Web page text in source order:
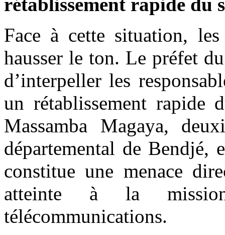
Face à cette situation,
hausser le ton. Le préfet
d’interpeller les
un rétablissement rapide
Massamba Magaya,
départemental de Bendjé,
constitue une menace
atteinte à la
télécommunications.